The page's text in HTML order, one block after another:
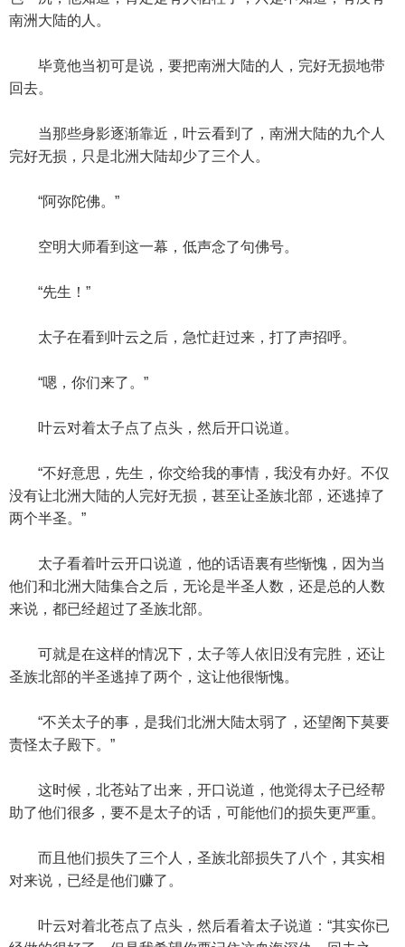
南洲大陆的人。
毕竟他当初可是说，要把南洲大陆的人，完好无损地带
回去。
当那些身影逐渐靠近，叶云看到了，南洲大陆的九个人
完好无损，只是北洲大陆却少了三个人。
“阿弥陀佛。”
空明大师看到这一幕，低声念了句佛号。
“先生！”
太子在看到叶云之后，急忙赶过来，打了声招呼。
“嗯，你们来了。”
叶云对着太子点了点头，然后开口说道。
“不好意思，先生，你交给我的事情，我没有办好。不仅
没有让北洲大陆的人完好无损，甚至让圣族北部，还逃掉了
两个半圣。”
太子看着叶云开口说道，他的话语裏有些惭愧，因为当
他们和北洲大陆集合之后，无论是半圣人数，还是总的人数
来说，都已经超过了圣族北部。
可就是在这样的情况下，太子等人依旧没有完胜，还让
圣族北部的半圣逃掉了两个，这让他很惭愧。
“不关太子的事，是我们北洲大陆太弱了，还望阁下莫要
责怪太子殿下。”
这时候，北苍站了出来，开口说道，他觉得太子已经帮
助了他们很多，要不是太子的话，可能他们的损失更严重。
而且他们损失了三个人，圣族北部损失了八个，其实相
对来说，已经是他们赚了。
叶云对着北苍点了点头，然后看着太子说道：“其实你已